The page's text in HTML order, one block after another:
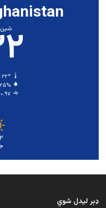
۲۵%
۰.۹۷ km/h
ډېر لیدل شوي